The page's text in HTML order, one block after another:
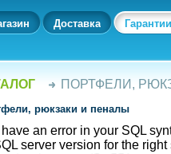
Доставка Гарантии
ПОРТФЕЛИ,
рюкзаки и пеналы
an error in your SQL
server version for the